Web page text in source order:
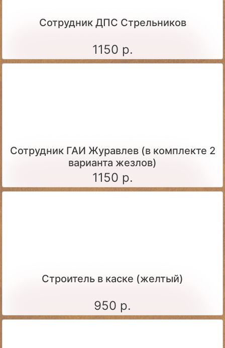
Сотрудник ДПС Стрельников
1150 р.
Сотрудник ГАИ Журавлев (в комплекте 2
варианта жезлов)
1150 р.
Строитель в каске (желтый)
950 р.